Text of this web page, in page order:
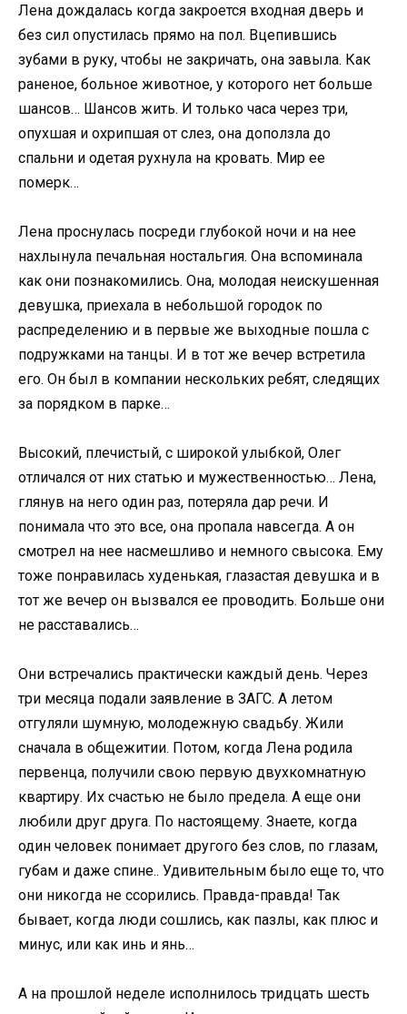
Лена дождалась когда закроется входная дверь и
без сил опустилась прямо на пол. Вцепившись
зубами в руку, чтобы не закричать, она завыла. Как
раненое, больное животное, у которого нет больше
шансов… Шансов жить. И только часа через три,
опухшая и охрипшая от слез, она доползла до
спальни и одетая рухнула на кровать. Мир ее
померк…
Лена проснулась посреди глубокой ночи и на нее
нахлынула печальная ностальгия. Она вспоминала
как они познакомились. Она, молодая неискушенная
девушка, приехала в небольшой городок по
распределению и в первые же выходные пошла с
подружками на танцы. И в тот же вечер встретила
его. Он был в компании нескольких ребят, следящих
за порядком в парке…
Bысокий, плечистый, с широкой улыбкой, Олег
отличался от них статью и мужественностью… Лена,
глянув на него один раз, потеряла дар речи. И
понимала что это все, она пропала навсегда. А он
смотрел на нее насмешливо и немного свысока. Ему
тоже понравилась худенькая, глазастая девушка и в
тот же вечер он вызвался ее проводить. Больше они
не расставались…
Они встречались практически каждый день. Через
три месяца подали заявление в ЗАГС. А летом
отгуляли шумную, молодежную свадьбу. Жили
сначала в общежитии. Потом, когда Лена родила
первенца, получили свою первую двухкомнатную
квартиру. Их счастью не было предела. А еще они
любили друг друга. По настоящему. Знаете, когда
один человек понимает другого без слов, по глазам,
губам и даже спине.. Удивительным было еще то, что
они никогда не ссорились. Правда-правда! Так
бывает, когда люди сошлись, как пазлы, как плюс и
минус, или как инь и янь…
A на прошлой неделе исполнилось тридцать шесть